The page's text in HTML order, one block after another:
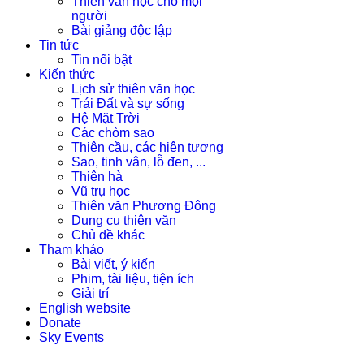
người
Bài giảng độc lập
Tin tức
Tin nổi bật
Kiến thức
Lịch sử thiên văn học
Trái Đất và sự sống
Hệ Mặt Trời
Các chòm sao
Thiên cầu, các hiện tượng
Sao, tinh vân, lỗ đen, ...
Thiên hà
Vũ trụ học
Thiên văn Phương Đông
Dụng cụ thiên văn
Chủ đề khác
Tham khảo
Bài viết, ý kiến
Phim, tài liệu, tiện ích
Giải trí
English website
Donate
Sky Events